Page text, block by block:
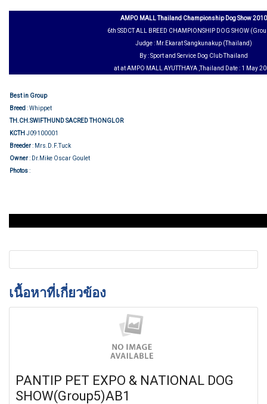
AMPO MALL Thailand Championship Dog Show 2010
6th SSDCT ALL BREED CHAMPIONSHIP DOG SHOW
Judge : Mr.Ekarat Sangkunakup (Thailand)
By : Sport and Service Dog Club Thailand
at at AMPO MALL AYUTTHAYA ,Thailand Date : 1 May
Best in Group
Breed : Whippet
TH.CH.SWIFTHUND SACRED THONGLOR
KCTH J09100001
Breeder: Mrs.D.F.Tuck
Owner: Dr.Mike Oscar Goulet
Photos:
เนื้อหาที่เกี่ยวข้อง
PANTIP PET EXPO & NATIONAL DOG
SHOW(Group5)AB1